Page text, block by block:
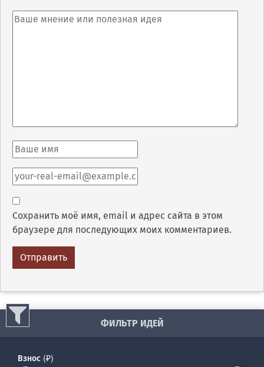
Сохранить моё имя, email и адрес сайта в этом
браузере для последующих моих комментариев.
ФИЛЬТР ИДЕЙ
Взнос (₽)